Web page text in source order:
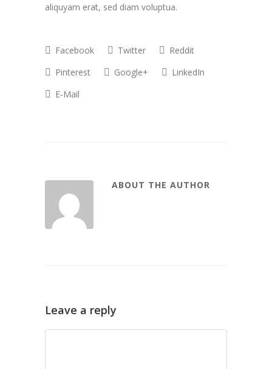
aliquyam erat, sed diam voluptua.
Facebook Twitter
Reddit
Pinterest
Google+
LinkedIn
E-Mail
ABOUT THE AUTHOR
Leave a reply